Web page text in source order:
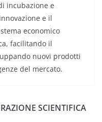
incubazione e
e il
economico
facilitando il
nuovi prodotti
del mercato.
SCIENTIFICA